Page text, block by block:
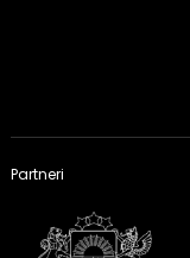
Partneri